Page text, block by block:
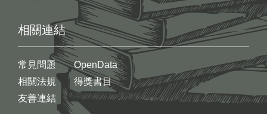
相關連結
常見問題
相關法規
友善連結
OpenData
得獎書目